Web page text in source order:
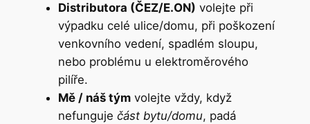
Distributora (ČEZ/E.ON) volejte při
výpadku celé ulice/domu, při poškození
venkovního vedení, spadlém sloupu,
nebo problému u elektroměrového
pilíře.
Mě / náš týmvolejte vždy, když
nefunguje část bytu/domu, padá